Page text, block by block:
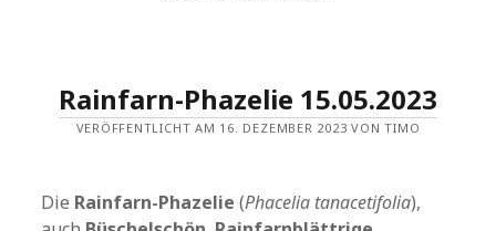
Rainfarn-Phazelie 15.05.2023
VERÖFFENTLICHT AM 16. DEZEMBER 2023 VON TIMO
Die Rainfarn-Phazelie (Phacelia tanacetifolia),